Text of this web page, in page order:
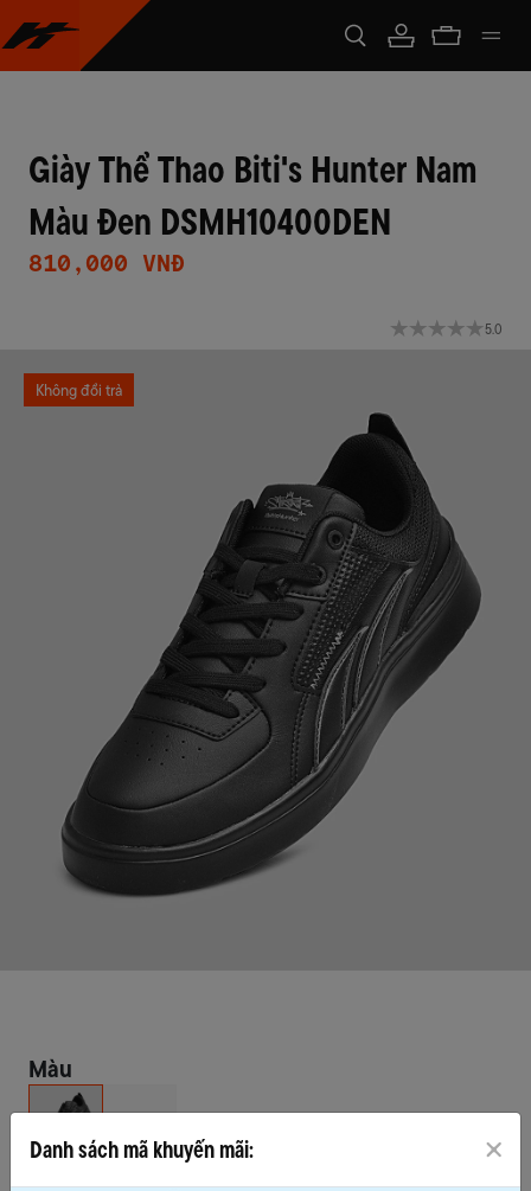
Giày Thể Thao Biti's Hunter Nam
Màu Đen DSMH10400DEN
810,000 VNĐ
5.0
Không đổi trả
Màu
Danh sách mã khuyến mãi: